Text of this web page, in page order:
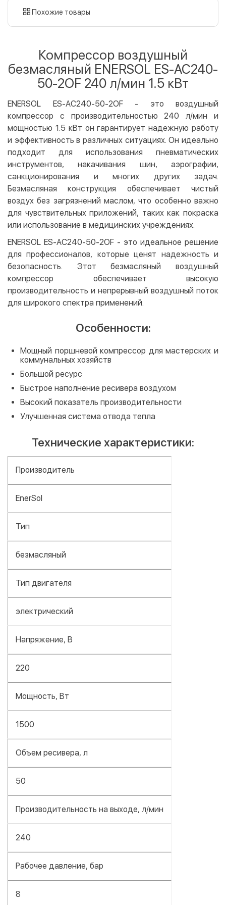
картой
LiqPay
Apple Pay
Google Pay
Безналичный расчет
Оплата на карту юр.лица
Оплата на счет юр.лица
Бесплатно
Кредит
Оплата частями (Приватбанк)
Покупка частями (Монобанк)
Похожие товары
Компрессор воздушный
безмасляный ENERSOL ES-AC240-
50-2OF 240 л/мин 1.5 кВт
ENERSOL ES-AC240-50-2OF - это воздушный
компрессор с производительностью 240 л/мин и
мощностью 1.5 кВт он гарантирует надежную работу
и эффективность в различных ситуациях. Он идеально
подходит для использования пневматических
инструментов, накачивания шин, аэрографии,
санкционирования и многих других задач.
Безмасляная конструкция обеспечивает чистый
воздух без загрязнений маслом, что особенно важно
для чувствительных приложений, таких как покраска
или использование в медицинских учреждениях.
ENERSOL ES-AC240-50-2OF - это идеальное решение
для профессионалов, которые ценят надежность и
безопасность. Этот безмасляный воздушный
компрессор обеспечивает высокую
производительность и непрерывный воздушный поток
для широкого спектра применений.
Особенности:
Мощный поршневой компрессор для мастерских и
коммунальных хозяйств
Большой ресурс
Быстрое наполнение ресивера воздухом
Высокий показатель производительности
Улучшенная система отвода тепла
Технические характеристики:
Производитель
EnerSol
Тип
безмасляный
Тип двигателя
электрический
Напряжение, В
220
Мощность, Вт
1500
Объем ресивера, л
50
Производительность на выходе, л/мин
240
Рабочее давление, бар
8